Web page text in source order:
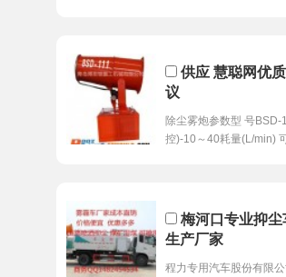
供应 慧聪网优
议
除尘雾炮参数型 号
控)-10～40耗量(L/min)
梅河口专业抑
生产厂家
程力专用汽车股份有限